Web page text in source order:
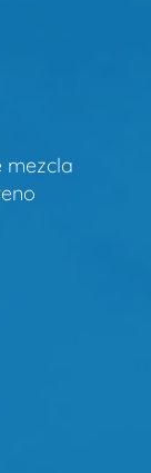
mezcla